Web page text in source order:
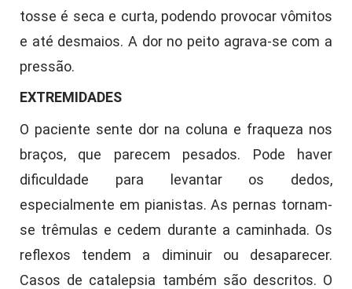
tosse é seca e curta, podendo provocar vômitos
e até desmaios. A dor no peito agrava-se com a
pressão.
EXTREMIDADES
O paciente sente dor na coluna e fraqueza nos
braços, que parecem pesados. Pode haver
dificuldade para levantar os dedos,
especialmente em pianistas. As pernas tornam-
se trêmulas e cedem durante a caminhada. Os
reflexos tendem a diminuir ou desaparecer.
Casos de catalepsia também são descritos. O